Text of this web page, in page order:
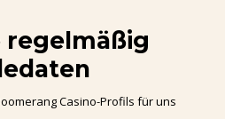
regelmäßig
Casino-Profils für uns